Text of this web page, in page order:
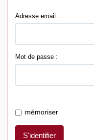
Adresse email :
Mot de passe :
mémoriser
S'identifier